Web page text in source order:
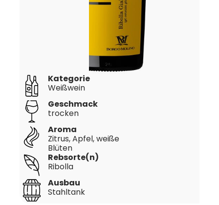
Aroma
Zitrus, Apfel, weiße
Blüten
Ausbau
Stahltank
Kategorie
Weißwein
Geschmack
trocken
Rebsorte(n)
Ribolla